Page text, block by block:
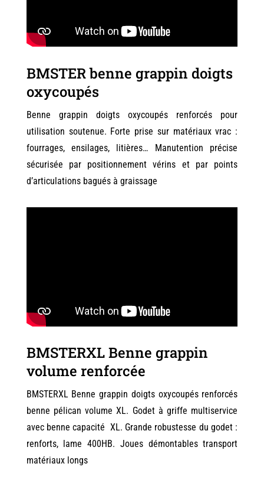
BMSTER benne grappin doigts
oxycoupés
Benne grappin doigts oxycoupés renforcés pour
utilisation soutenue. Forte prise sur matériaux vrac :
fourrages, ensilages, litières… Manutention précise
sécurisée par positionnement vérins et par points
d’articulations bagués à graissage
BMSTERXL Benne grappin
volume renforcée
BMSTERXL Benne grappin doigts oxycoupés renforcés
benne pélican volume XL. Godet à griffe multiservice
avec benne capacité XL. Grande robustesse du godet :
renforts, lame 400HB. Joues démontables transport
matériaux longs